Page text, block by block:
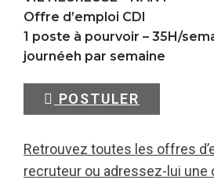
Offre d’emploi CDI
1 poste à pourvoir – 35H/
journéeh par semaine
POSTULER
Retrouvez toutes les offres
recruteur ou adressez-lui une